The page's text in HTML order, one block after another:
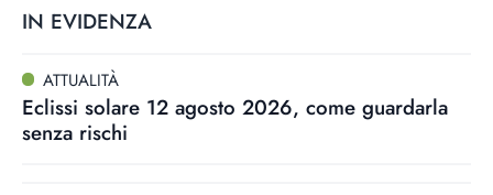
IN EVIDENZA
ATTUALITÀ
Eclissi solare 12 agosto 2026, come guardarla
senza rischi